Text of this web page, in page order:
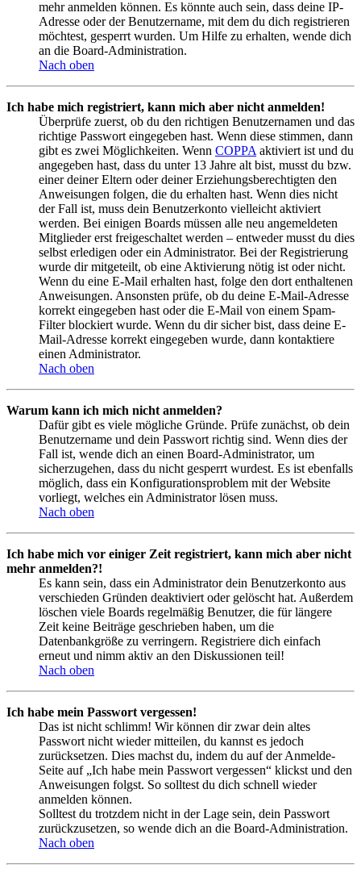
mehr anmelden können. Es könnte auch sein, dass deine IP-
Adresse oder der Benutzername, mit dem du dich registrieren
möchtest, gesperrt wurden. Um Hilfe zu erhalten, wende dich
an die Board-Administration.
Nach oben
Ich habe mich registriert, kann mich aber nicht anmelden!
Überprüfe zuerst, ob du den richtigen Benutzernamen und das
richtige Passwort eingegeben hast. Wenn diese stimmen, dann
gibt es zwei Möglichkeiten. Wenn COPPA aktiviert ist und du
angegeben hast, dass du unter 13 Jahre alt bist, musst du bzw.
einer deiner Eltern oder deiner Erziehungsberechtigten den
Anweisungen folgen, die du erhalten hast. Wenn dies nicht
der Fall ist, muss dein Benutzerkonto vielleicht aktiviert
werden. Bei einigen Boards müssen alle neu angemeldeten
Mitglieder erst freigeschaltet werden – entweder musst du dies
selbst erledigen oder ein Administrator. Bei der Registrierung
wurde dir mitgeteilt, ob eine Aktivierung nötig ist oder nicht.
Wenn du eine E-Mail erhalten hast, folge den dort enthaltenen
Anweisungen. Ansonsten prüfe, ob du deine E-Mail-Adresse
korrekt eingegeben hast oder die E-Mail von einem Spam-
Filter blockiert wurde. Wenn du dir sicher bist, dass deine E-
Mail-Adresse korrekt eingegeben wurde, dann kontaktiere
einen Administrator.
Nach oben
Warum kann ich mich nicht anmelden?
Dafür gibt es viele mögliche Gründe. Prüfe zunächst, ob dein
Benutzername und dein Passwort richtig sind. Wenn dies der
Fall ist, wende dich an einen Board-Administrator, um
sicherzugehen, dass du nicht gesperrt wurdest. Es ist ebenfalls
möglich, dass ein Konfigurationsproblem mit der Website
vorliegt, welches ein Administrator lösen muss.
Nach oben
Ich habe mich vor einiger Zeit registriert, kann mich aber nicht
mehr anmelden?!
Es kann sein, dass ein Administrator dein Benutzerkonto aus
verschieden Gründen deaktiviert oder gelöscht hat. Außerdem
löschen viele Boards regelmäßig Benutzer, die für längere
Zeit keine Beiträge geschrieben haben, um die
Datenbankgröße zu verringern. Registriere dich einfach
erneut und nimm aktiv an den Diskussionen teil!
Nach oben
Ich habe mein Passwort vergessen!
Das ist nicht schlimm! Wir können dir zwar dein altes
Passwort nicht wieder mitteilen, du kannst es jedoch
zurücksetzen. Dies machst du, indem du auf der Anmelde-
Seite auf „Ich habe mein Passwort vergessen“ klickst und den
Anweisungen folgst. So solltest du dich schnell wieder
anmelden können.
Solltest du trotzdem nicht in der Lage sein, dein Passwort
zurückzusetzen, so wende dich an die Board-Administration.
Nach oben